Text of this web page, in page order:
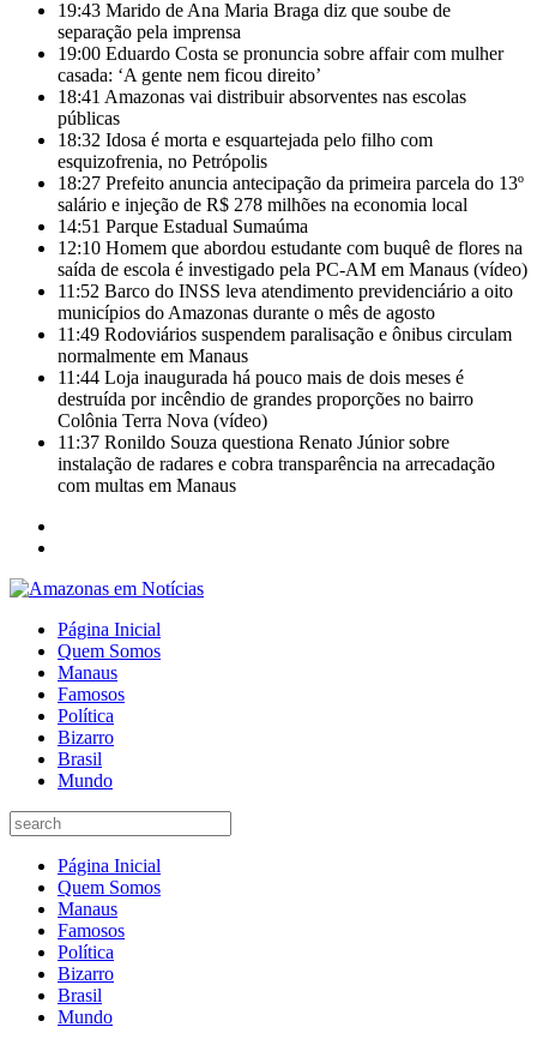
19:43 Marido de Ana Maria Braga diz que soube de
separação pela imprensa
19:00 Eduardo Costa se pronuncia sobre affair com mulher
casada: ‘A gente nem ficou direito’
18:41 Amazonas vai distribuir absorventes nas escolas
públicas
18:32 Idosa é morta e esquartejada pelo filho com
esquizofrenia, no Petrópolis
18:27 Prefeito anuncia antecipação da primeira parcela do 13º
salário e injeção de R$ 278 milhões na economia local
14:51 Parque Estadual Sumaúma
12:10 Homem que abordou estudante com buquê de flores na
saída de escola é investigado pela PC-AM em Manaus (vídeo)
11:52 Barco do INSS leva atendimento previdenciário a oito
municípios do Amazonas durante o mês de agosto
11:49 Rodoviários suspendem paralisação e ônibus circulam
normalmente em Manaus
11:44 Loja inaugurada há pouco mais de dois meses é
destruída por incêndio de grandes proporções no bairro
Colônia Terra Nova (vídeo)
11:37 Ronildo Souza questiona Renato Júnior sobre
instalação de radares e cobra transparência na arrecadação
com multas em Manaus
Página Inicial
Quem Somos
Manaus
Famosos
Política
Bizarro
Brasil
Mundo
Página Inicial
Quem Somos
Manaus
Famosos
Política
Bizarro
Brasil
Mundo